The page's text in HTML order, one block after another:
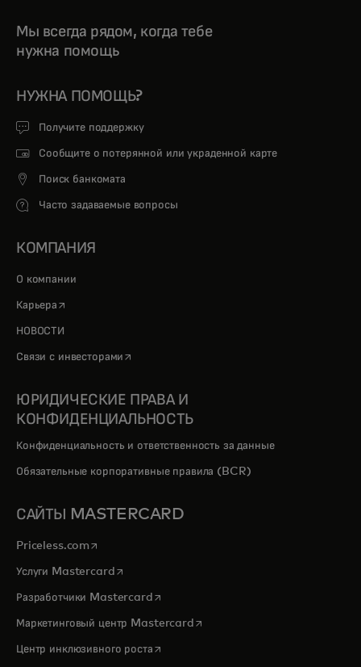
Мы всегда рядом, когда тебе
нужна помощь
НУЖНА ПОМОЩЬ?
Получите поддержку
Сообщите о потерянной или украденной карте
Поиск банкомата
Часто задаваемые вопросы
КОМПАНИЯ
О компании
Карьера opens in a new tab
НОВОСТИ
Связи с инвесторами opens in a new tab
ЮРИДИЧЕСКИЕ ПРАВА И
КОНФИДЕНЦИАЛЬНОСТЬ
Конфиденциальность и ответственность за данные
Обязательные корпоративные правила (BCR)
САЙТЫ MASTERCARD
Priceless.com opens in a new tab
Услуги Mastercardopens in a new tab
Разработчики Mastercardopens in a new tab
Маркетинговый центр Mastercardopens in a new tab
Центр инклюзивного ростаopens in a new tab